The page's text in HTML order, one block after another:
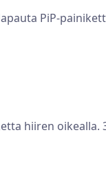
PiP-
hiiren oikealla.